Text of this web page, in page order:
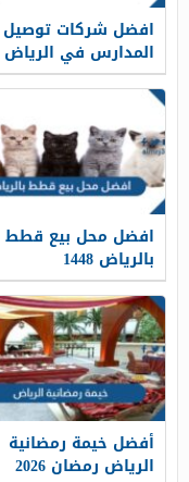
افضل شركات توصيل
بالشهر
افضل محل بيع قطط
بالرياض 1448
أفضل خيمة رمضانية
الرياض رمضان 2026